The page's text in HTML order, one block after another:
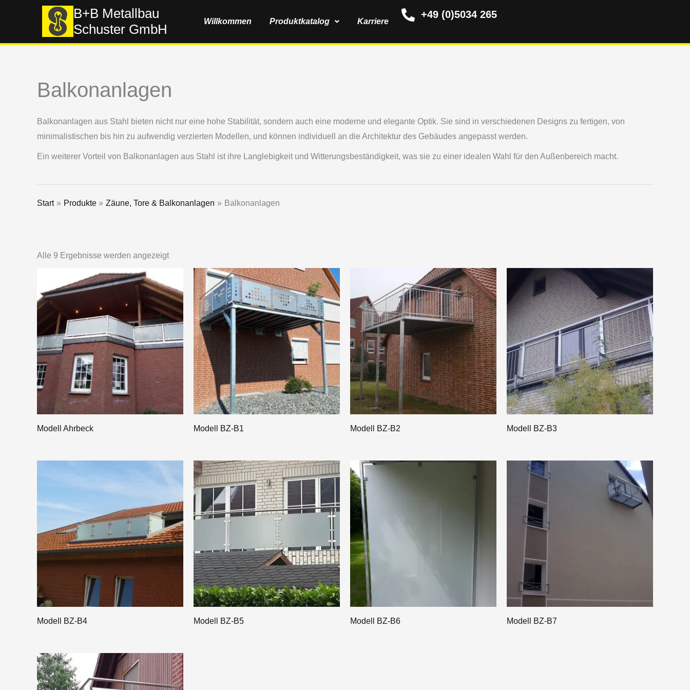
B+B Metallbau
Schuster GmbH
Willkommen Produktkatalog Karriere
+49 (0)5034 265
Balkonanlagen
Balkonanlagen aus Stahl bieten nicht nur eine hohe Stabilität, sondern auch eine moderne und elegante Optik. Sie sind in verschiedenen Designs zu fertigen, von
minimalistischen bis hin zu aufwendig verzierten Modellen, und können individuell an die Architektur des Gebäudes angepasst werden.
Ein weiterer Vorteil von Balkonanlagen aus Stahl ist ihre Langlebigkeit und Witterungsbeständigkeit, was sie zu einer idealen Wahl für den Außenbereich macht.
Start Produkte Zäune, Tore & Balkonanlagen Balkonanlagen
Alle 9 Ergebnisse werden angezeigt
Modell Ahrbeck Modell BZ-B1 Modell BZ-B2 Modell BZ-B3
Modell BZ-B4 Modell BZ-B5 Modell BZ-B6 Modell BZ-B7